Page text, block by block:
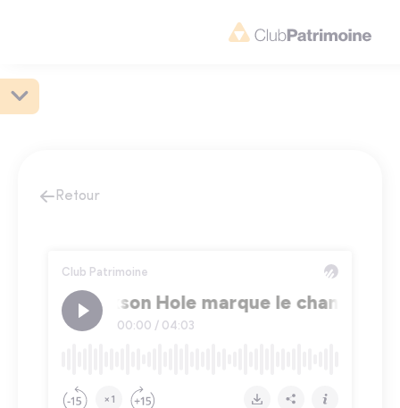
Retour